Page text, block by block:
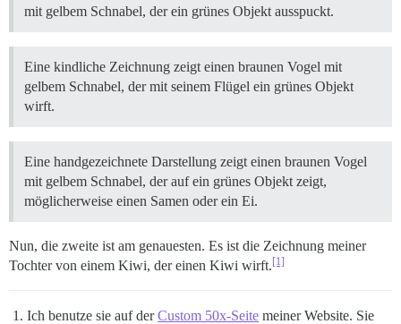
mit gelbem Schnabel, der ein grünes Objekt ausspuckt.
Eine kindliche Zeichnung zeigt einen braunen Vogel mit
gelbem Schnabel, der mit seinem Flügel ein grünes Objekt
wirft.
Eine handgezeichnete Darstellung zeigt einen braunen Vogel
mit gelbem Schnabel, der auf ein grünes Objekt zeigt,
möglicherweise einen Samen oder ein Ei.
Nun, die zweite ist am genauesten. Es ist die Zeichnung meiner
Tochter von einem Kiwi, der einen Kiwi wirft.[1]
Ich benutze sie auf derCustom 50x-Seite meiner Website. Sie